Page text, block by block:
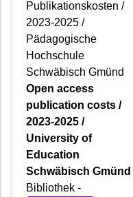
Publikationskosten /
2023-2025 /
Pädagogische
Hochschule
Schwäbisch Gmünd
Open access
publication costs /
2023-2025 /
University of
Education
Schwäbisch Gmünd
Bibliothek -